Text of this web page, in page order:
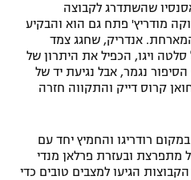
עסק
שהשתדרג לקבוצה
מודריץ' פתח גם הוא והבקיע
אנדריק, שחגג צמד
ויגו, הכפיל את היתרון של
היה כי הסיפור נגמר, אבל נגיעת יד של
קרוס דייק והתקווה חזרה
רודריגו והחמיץ יחד עם
מתפרצת ובעזרת פרלאן מנדי
בדקה ה-59. שתי הקבוצות הגיעו למצבים טובים כדי